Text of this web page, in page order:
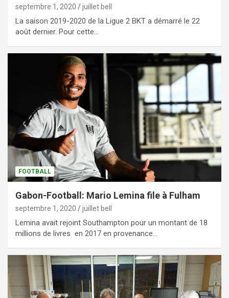
septembre 1, 2020 juillet bell
La saison 2019-2020 de la Ligue 2 BKT a démarré le 22
août dernier. Pour cette…
FOOTBALL
Gabon-Football: Mario Lemina file à Fulham
septembre 1, 2020 juillet bell
Lemina avait rejoint Southampton pour un montant de 18
millions de livres en 2017 en provenance…